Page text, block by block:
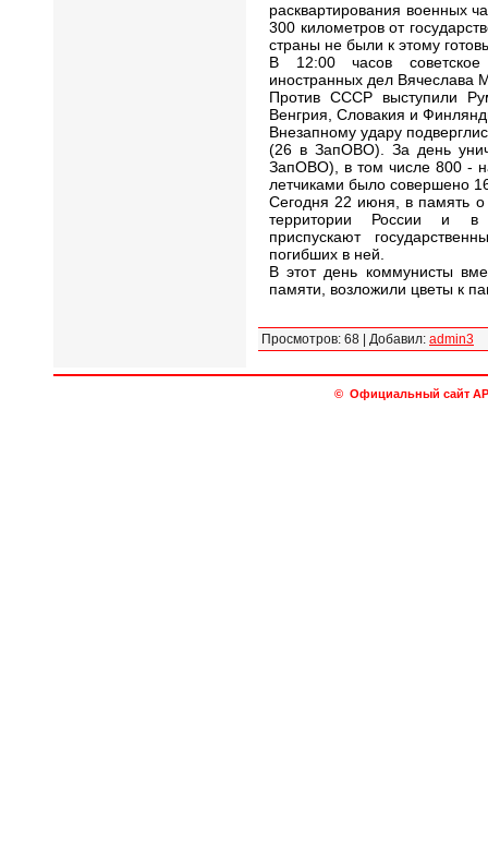
расквартирования военных
300 километров от
страны не были к этому
В 12:00 часов
иностранных дел Вячеслава
Против СССР выступили
Венгрия, Словакия и
Внезапному удару
(26 в ЗапОВО). За день
ЗапОВО), в том числе 800 -
летчиками было совершено
Сегодня 22 июня, в память
территории России и в
приспускают
погибших в ней.
В этот день коммунисты
памяти, возложили цветы к
Просмотров: 68 Добавил: admin3
© Официальный сайт